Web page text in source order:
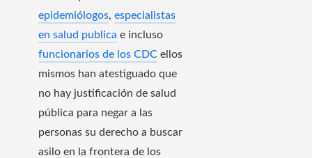
epidemiólogos, especialistas
en salud publica e incluso
funcionarios de los CDC ellos
mismos han atestiguado que
no hay justificación de salud
pública para negar a las
personas su derecho a buscar
asilo en la frontera de los